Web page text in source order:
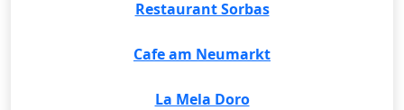
Restaurant Sorbas
Cafe am Neumarkt
La Mela Doro